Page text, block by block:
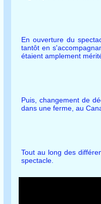
En ouverture du
tantôt en
étaient amplement
Puis, changement de
dans une ferme, au
Tout au long des
spectacle.